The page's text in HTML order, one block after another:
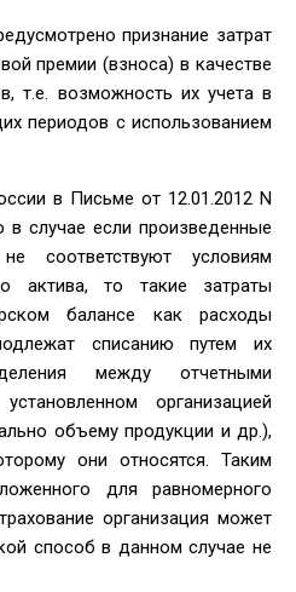
признание затрат
премии (взноса) в качестве
т.е. возможность их учета в
периодов с использованием
в Письме от 12.01.2012 N
в случае если произведенные
соответствуют условиям
актива, то такие затраты
балансе как расходы
списанию путем их
между отчетными
организацией
объему продукции и др.),
они относятся. Таким
для равномерного
организация может
способ в данном случае не